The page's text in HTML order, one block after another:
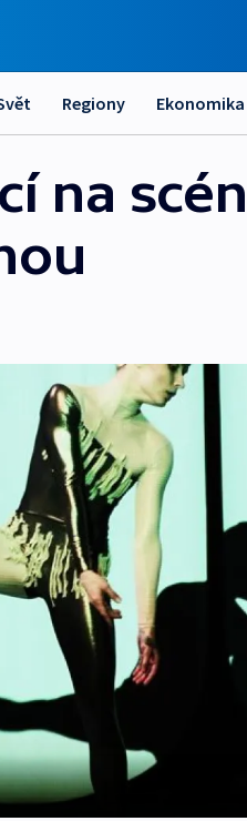
Regiony Ekonomika
na